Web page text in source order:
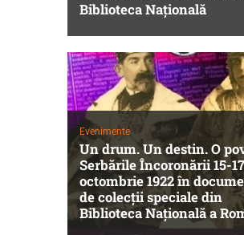
Biblioteca Națională
Evenimente
Un drum. Un destin. O
Serbările Încoronării 15-17
octombrie 1922 în
de colecții speciale din
Biblioteca Națională a